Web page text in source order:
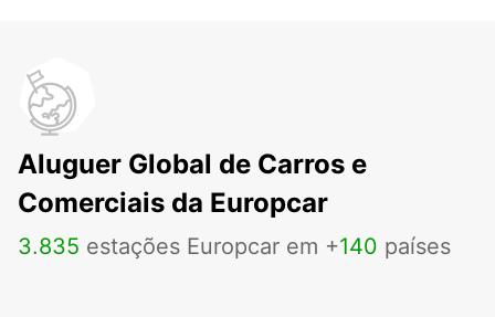
Aluguer Global de Carros e
Comerciais da Europcar
3.835 estações Europcar em +140 países